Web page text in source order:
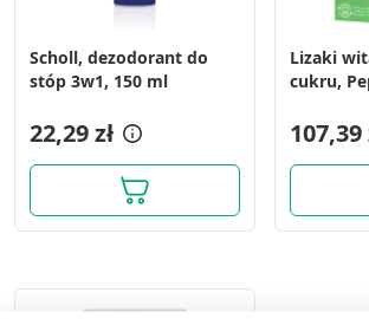
Scholl, dezodorant do
stóp 3w1, 150 ml
22,29 zł
Lizaki
cukru,
107,39